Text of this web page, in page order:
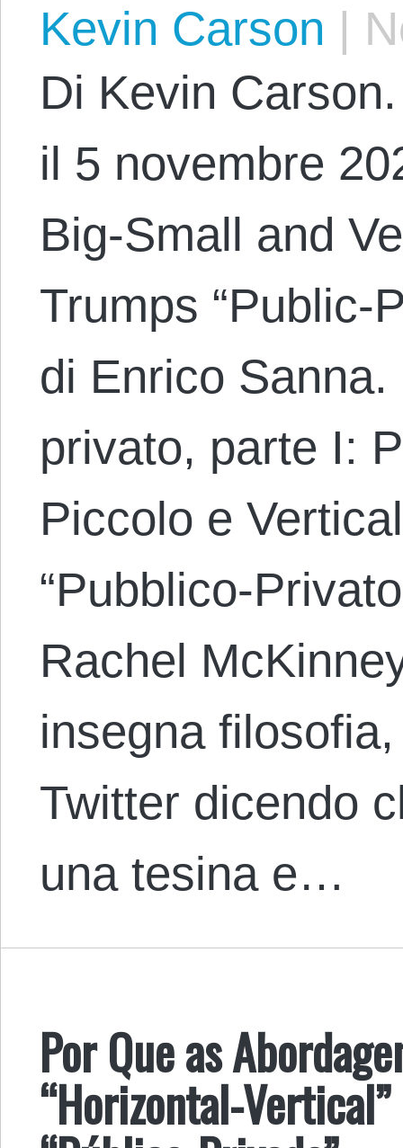
Kevin Carson |
Di Kevin
il 5 novembre
Big-Small and
Trumps “Public-
di Enrico
privato, parte I:
Piccolo e
“Pubblico-
Rachel
insegna
Twitter dicendo
una tesina e…
Por Que as
“Horizontal-